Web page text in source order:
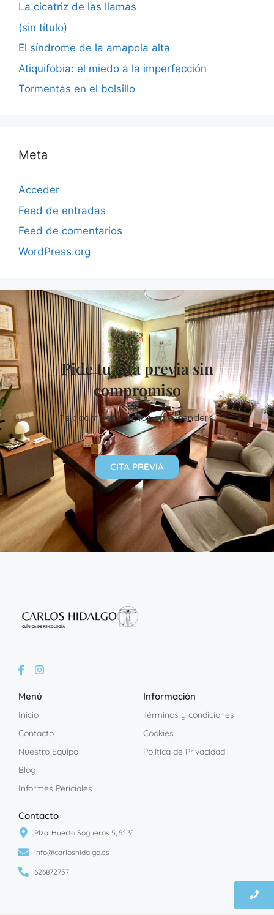
La cicatriz de las llamas
(sin título)
El síndrome de la amapola alta
Atiquifobia: el miedo a la imperfección
Tormentas en el bolsillo
Meta
Acceder
Feed de entradas
Feed de comentarios
WordPress.org
Pide tu cita previa sin
compromiso
Te acompañaremos en el sendero
CITA PREVIA
Menú
Inicio
Contacto
Nuestro Equipo
Blog
Informes Periciales
Información
Términos y condiciones
Cookies
Política de Privacidad
Contacto
Plza. Huerto Sogueros 5, 5º 3ª
info@carloshidalgo.es
626872757